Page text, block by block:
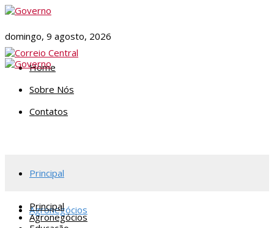
domingo, 9 agosto, 2026
Home
Sobre Nós
Contatos
Principal
Agronegócios
Principal
Agronegócios